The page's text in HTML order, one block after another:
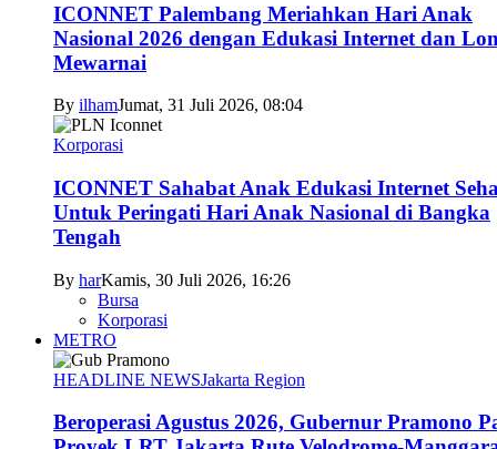
ICONNET Palembang Meriahkan Hari Anak
Nasional 2026 dengan Edukasi Internet dan
Mewarnai
By ilhamJumat, 31 Juli 2026, 08:04
Korporasi
ICONNET Sahabat Anak Edukasi Internet
Untuk Peringati Hari Anak Nasional di Bangka
Tengah
By harKamis, 30 Juli 2026, 16:26
Bursa
Korporasi
METRO
HEADLINE NEWSJakarta Region
Beroperasi Agustus 2026, Gubernur Pramono